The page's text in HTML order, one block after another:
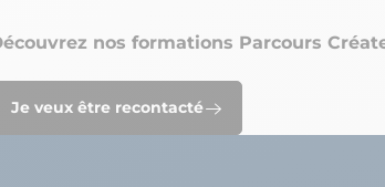
nos formations Parcours
Je veux être recontacté